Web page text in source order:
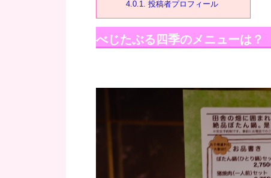
4.0.1.
投稿者プロフィール
べじたぶる四季のメニューは？